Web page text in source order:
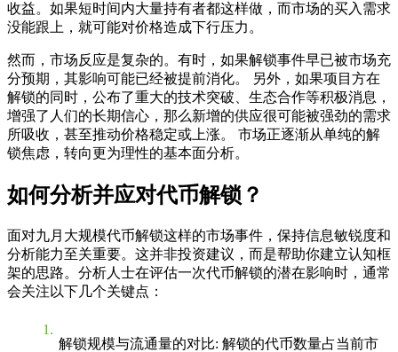
收益。如果短时间内大量持有者都这样做，而市场的买入需求
没能跟上，就可能对价格造成下行压力。
然而，市场反应是复杂的。有时，如果解锁事件早已被市场充
分预期，其影响可能已经被提前消化。 另外，如果项目方在
解锁的同时，公布了重大的技术突破、生态合作等积极消息，
增强了人们的长期信心，那么新增的供应很可能被强劲的需求
所吸收，甚至推动价格稳定或上涨。 市场正逐渐从单纯的解
锁焦虑，转向更为理性的基本面分析。
如何分析并应对代币解锁？
面对九月大规模代币解锁这样的市场事件，保持信息敏锐度和
分析能力至关重要。这并非投资建议，而是帮助你建立认知框
架的思路。分析人士在评估一次代币解锁的潜在影响时，通常
会关注以下几个关键点：
解锁规模与流通量的对比: 解锁的代币数量占当前市